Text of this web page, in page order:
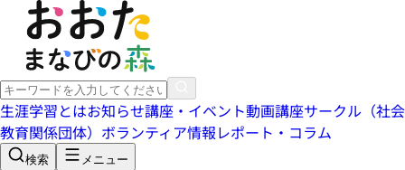
生涯学習とはお知らせ講座・イベント動画講座サークル（社会
教育関係団体） ボランティア情報レポート・コラム
検索 メニュー